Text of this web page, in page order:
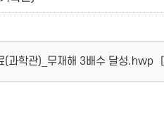
(과학관)_무재해 3배수 달성.hwp